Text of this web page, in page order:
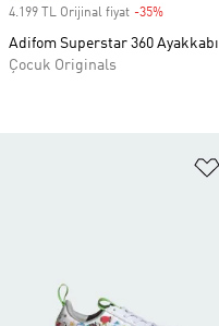
4.199 TL Orijinal fiyat -35%
Adifom Superstar 360 Ayakkabı
Çocuk Originals